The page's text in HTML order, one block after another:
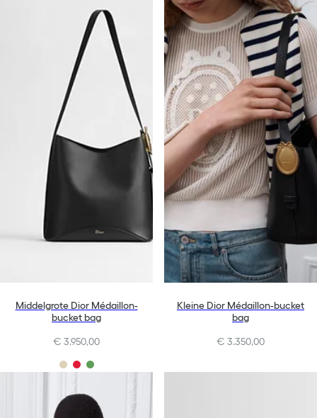
Middelgrote Dior Médaillon-
bucket bag
€ 3.950,00
Kleine Dior Médaillon-bucket
bag
€ 3.350,00